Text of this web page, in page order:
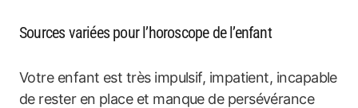
Sources variées pour l’horoscope de l’enfant
Votre enfant est très impulsif, impatient, incapable
de rester en place et manque de persévérance